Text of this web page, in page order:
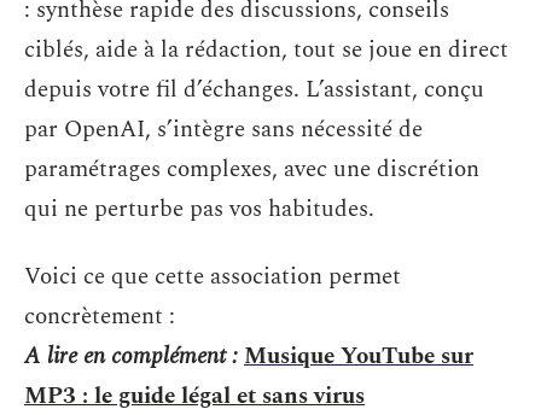
: synthèse rapide des discussions, conseils
ciblés, aide à la rédaction, tout se joue en direct
depuis votre fil d’échanges. L’assistant, conçu
par OpenAI, s’intègre sans nécessité de
paramétrages complexes, avec une discrétion
qui ne perturbe pas vos habitudes.
Voici ce que cette association permet
concrètement :
A lire en complément :Musique YouTube sur
MP3 : le guide légal et sans virus